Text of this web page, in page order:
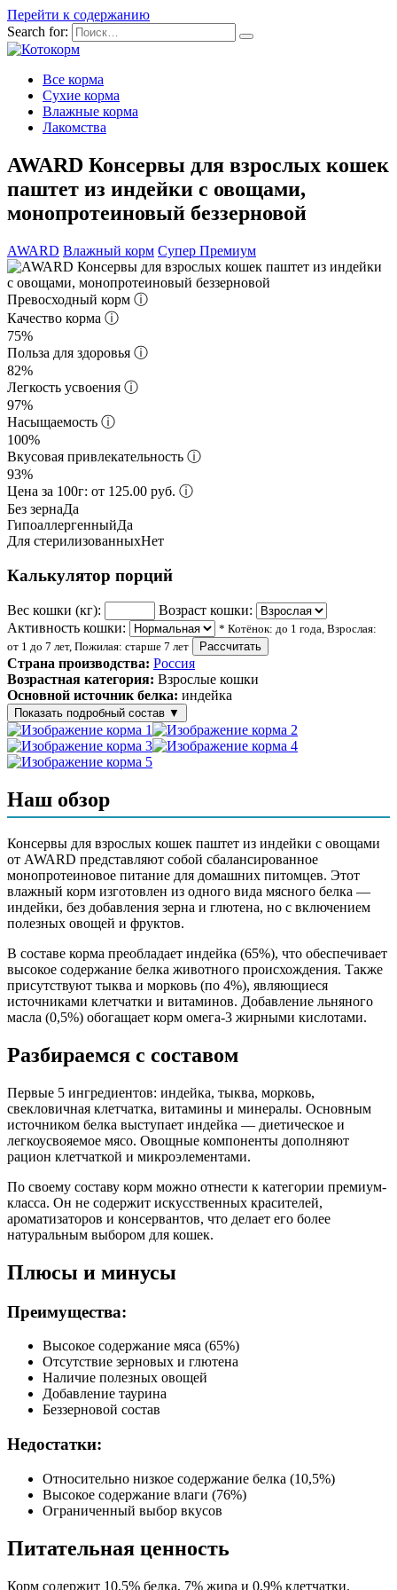
Перейти к содержанию
Search for:
Все корма
Сухие корма
Влажные корма
Лакомства
AWARD Консервы для взрослых кошек
паштет из индейки с овощами,
монопротеиновый беззерновой
AWARD Влажный корм Супер Премиум
Превосходный корм ⓘ
Качество корма ⓘ
75%
Польза для здоровья ⓘ
82%
Легкость усвоения ⓘ
97%
Насыщаемость ⓘ
100%
Вкусовая привлекательность ⓘ
93%
Цена за 100г: от 125.00 руб. ⓘ
Без зернаДа
ГипоаллергенныйДа
Для стерилизованныхНет
Калькулятор порций
Вес кошки (кг):
Возраст кошки:
Активность кошки:
* Котёнок: до 1 года, Взрослая:
от 1 до 7 лет, Пожилая: старше 7 лет
Рассчитать
Страна производства: Россия
Возрастная категория: Взрослые кошки
Основной источник белка: индейка
Показать подробный состав ▼
Состав корма
витамины и минералы, льняное масло 0,5%, таурин
белки 10,5%, жир 7%, зола 2%, клетчатка 0,9%, кальций
0,25%, фосфор 0,2%, влага 76%, витамин А 5000 МЕ/кг,
витамин D3 180 МЕ/кг, витамин Е 16 МЕ/кг, таурин 472 мг/кг
Дополнительные ингредиенты
тыква, морковь, свекловичная клетчатка, льняное масло,
таурин
Пищевая ценность
Белок (%)
10.5
Клетчатка (%)
0.9
Зола (%)
2
Влага (%)
76
Калорийность (ккал/100г) 106
Наш обзор
Консервы для взрослых кошек паштет из индейки с овощами
от AWARD представляют собой сбалансированное
монопротеиновое питание для домашних питомцев. Этот
влажный корм изготовлен из одного вида мясного белка —
индейки, без добавления зерна и глютена, но с включением
полезных овощей и фруктов.
В составе корма преобладает индейка (65%), что обеспечивает
высокое содержание белка животного происхождения. Также
присутствуют тыква и морковь (по 4%), являющиеся
источниками клетчатки и витаминов. Добавление льняного
масла (0,5%) обогащает корм омега-3 жирными кислотами.
Разбираемся с составом
Первые 5 ингредиентов: индейка, тыква, морковь,
свекловичная клетчатка, витамины и минералы. Основным
источником белка выступает индейка — диетическое и
легкоусвояемое мясо. Овощные компоненты дополняют
рацион клетчаткой и микроэлементами.
По своему составу корм можно отнести к категории премиум-
класса. Он не содержит искусственных красителей,
ароматизаторов и консервантов, что делает его более
натуральным выбором для кошек.
Плюсы и минусы
Преимущества:
Высокое содержание мяса (65%)
Отсутствие зерновых и глютена
Наличие полезных овощей
Добавление таурина
Беззерновой состав
Недостатки:
Относительно низкое содержание белка (10,5%)
Высокое содержание влаги (76%)
Ограниченный выбор вкусов
Питательная ценность
Корм содержит 10,5% белка, 7% жира и 0,9% клетчатки.